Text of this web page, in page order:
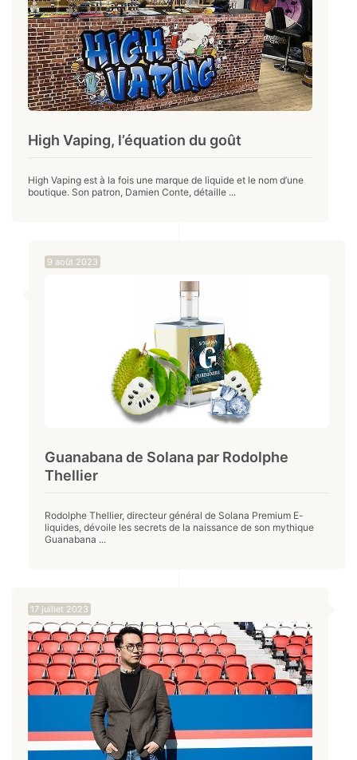
High Vaping, l’équation du goût
High Vaping est à la fois une marque de liquide et le nom d’une
boutique. Son patron, Damien Conte, détaille ...
9 août 2023
Guanabana de Solana par Rodolphe
Thellier
Rodolphe Thellier, directeur général de Solana Premium E-
liquides, dévoile les secrets de la naissance de son mythique
Guanabana ...
17 juillet 2023